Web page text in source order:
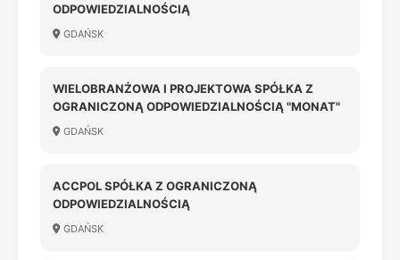
ODPOWIEDZIALNOŚCIĄ
GDAŃSK
WIELOBRANŻOWA I PROJEKTOWA SPÓŁKA Z
OGRANICZONĄ ODPOWIEDZIALNOŚCIĄ "MONAT"
GDAŃSK
ACCPOL SPÓŁKA Z OGRANICZONĄ
ODPOWIEDZIALNOŚCIĄ
GDAŃSK